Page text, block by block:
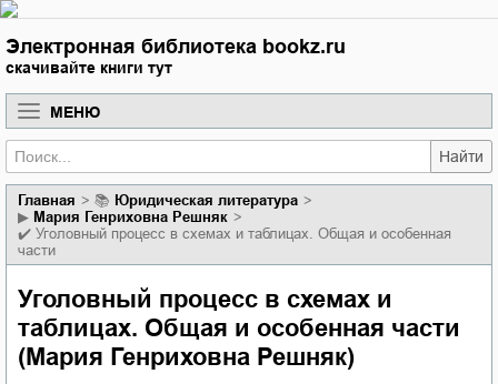
Электронная библиотека bookz.ru
скачивайте книги тут
МЕНЮ
Найти
Главная 📚
юридическая литература
▶ Мария Генриховна Решняк
✔️ Уголовный процесс в схемах и таблицах. Общая и особенная
части
Уголовный процесс в схемах и
таблицах. Общая и особенная части
(Мария Генриховна Решняк)